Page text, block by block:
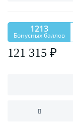
1213
Бонусных баллов
121 315 ₽